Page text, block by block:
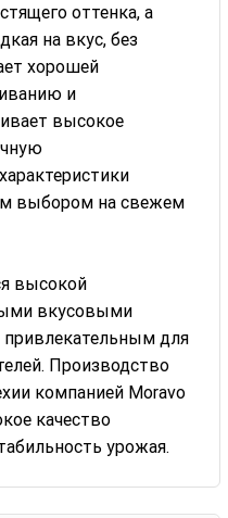
оттенка, а
на вкус, без
хорошей
и
высокое
выбором на свежем
высокой
вкусовыми
привлекательным для
Производство
компанией Moravo
качество
урожая.